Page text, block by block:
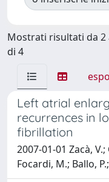
Mostrati risultati da 2
di 4
Left atrial
recurrences in
fibrillation
2007-01-01 Zacà,
Focardi, M.; Ballo,